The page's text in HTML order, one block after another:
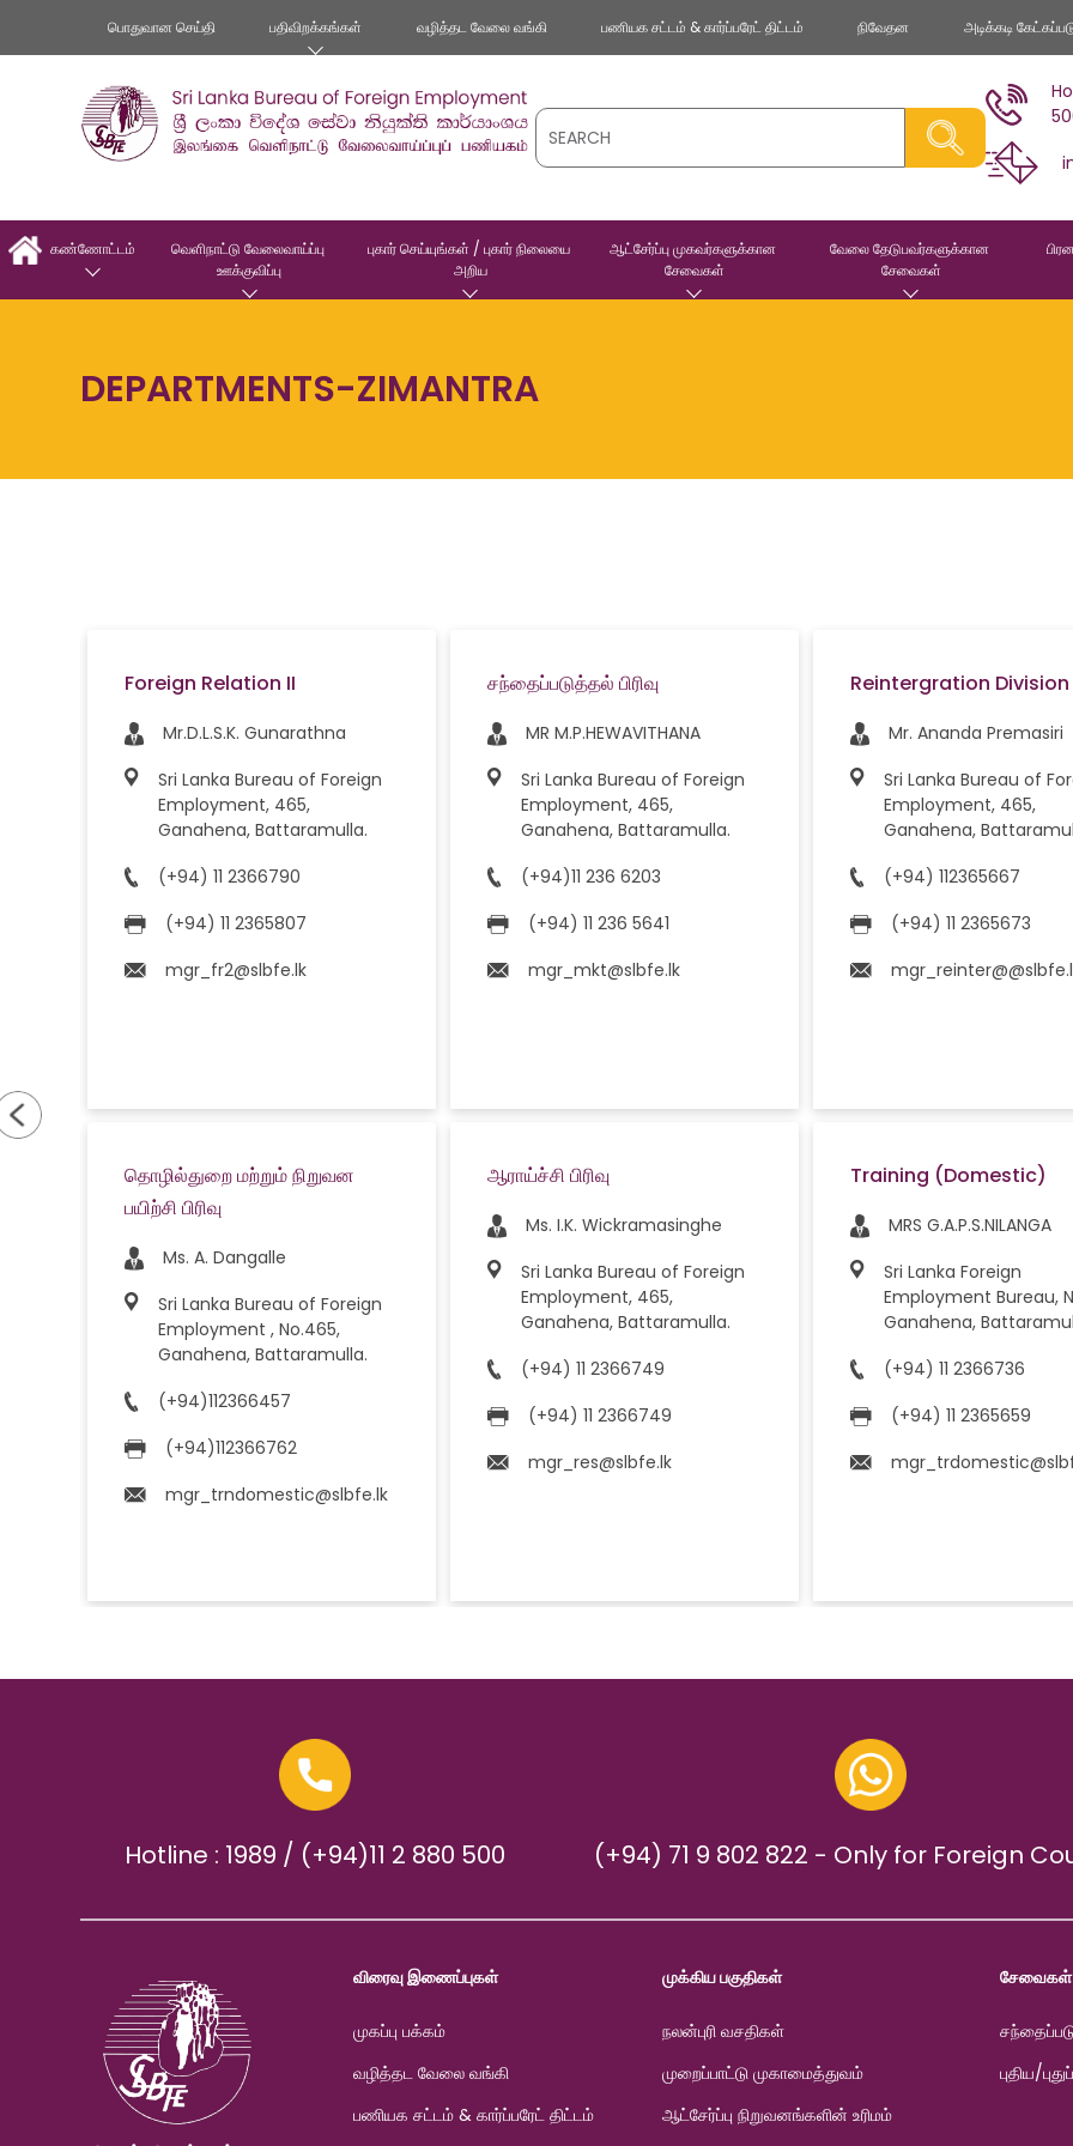
பொதுவான செய்தி பதிவிறக்கங்கள் வழித்தட வேலை வங்கி பணியக சட்டம் & கார்ப்பரேட் திட்டம் நிவேதன அடிக்கடி
கண்ணோட்டம்
வெளிநாட்டு வேலைவாய்ப்பு
ஊக்குவிப்பு
புகார் செய்யுங்கள் / புகார் நிலையை
அறிய
ஆட்சேர்ப்பு முகவர்களுக்கான
சேவைகள்
வேலை தேடுபவர்களுக்கான
சேவைகள்
DEPARTMENTS-ZIMANTRA
Foreign Relation II
Mr.D.L.S.K. Gunarathna
Sri Lanka Bureau of Foreign
Employment, 465,
Ganahena, Battaramulla.
(+94) 11 2366790
(+94) 11 2365807
mgr_fr2@slbfe.lk
தொழில்துறை மற்றும் நிறுவன
பயிற்சி பிரிவு
Ms. A. Dangalle
Sri Lanka Bureau of Foreign
Employment , No.465,
Ganahena, Battaramulla.
(+94)112366457
(+94)112366762
mgr_trndomestic@slbfe.lk
சந்தைப்படுத்தல் பிரிவு
MR M.P.HEWAVITHANA
Sri Lanka Bureau of Foreign
Employment, 465,
Ganahena, Battaramulla.
(+94)11 236 6203
(+94) 11 236 5641
mgr_mkt@slbfe.lk
ஆராய்ச்சி பிரிவு
Ms. I.K. Wickramasinghe
Sri Lanka Bureau of Foreign
Employment, 465,
Ganahena, Battaramulla.
(+94) 11 2366749
(+94) 11 2366749
mgr_res@slbfe.lk
Reintergration Division
Mr. Ananda Premasiri
Sri Lanka Bureau of
Employment, 465,
Ganahena,
(+94) 112365667
(+94) 11 2365673
Training (Domestic)
MRS G.A.P.S.NILANGA
Sri Lanka Foreign
Employment Bureau, No.465,
Ganahena,
(+94) 11 2366736
(+94) 11 2365659
Hotline : 1989 / (+94)11 2 880 500 (+94) 71 9 802 822 - Only for Foreign
விரைவு இணைப்புகள்
முகப்பு பக்கம்
வழித்தட வேலை வங்கி
பணியக சட்டம் & கார்ப்பரேட் திட்டம்
முக்கிய பகுதிகள்
நலன்புரி வசதிகள்
முறைப்பாட்டு முகாமைத்துவம்
ஆட்சேர்ப்பு நிறுவனங்களின் உரிமம்
சேவைகள்
புதிய/